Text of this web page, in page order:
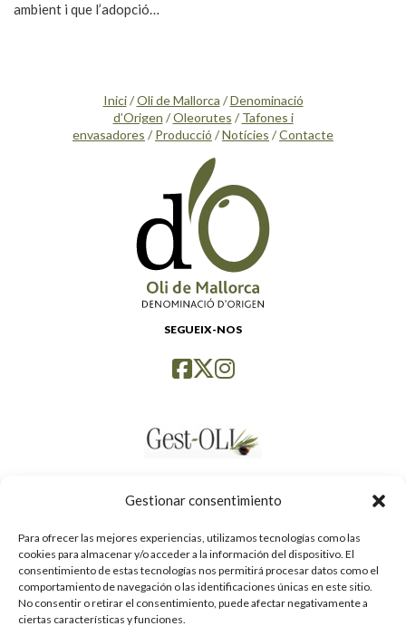
Gestionar consentimiento
Para ofrecer las mejores experiencias, utilizamos tecnologías como las
cookies para almacenar y/o acceder a la información del dispositivo. El
consentimiento de estas tecnologías nos permitirá procesar datos como el
comportamiento de navegación o las identificaciones únicas en este sitio.
No consentir o retirar el consentimiento, puede afectar negativamente a
ciertas características y funciones.
ambient i que l’adopció…
Inici/Oli de Mallorca /Denominació
d’Origen /Oleorutes / Tafones i
envasadores / Producció /Notícies /Contacte
SEGUEIX-NOS